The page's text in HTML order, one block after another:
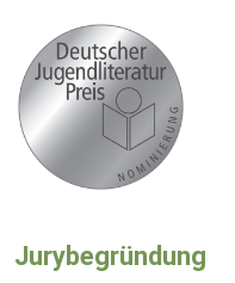
Jurybegründung